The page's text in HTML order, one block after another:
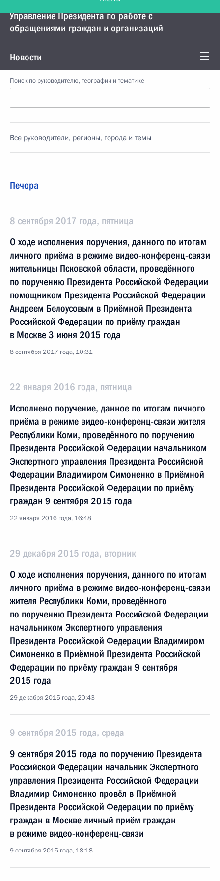
Управление Президента по работе с
обращениями граждан и организаций
Новости
Поиск по руководителю, географии и тематике
Все руководители, регионы, города и темы
Печора
8 сентября 2017 года, пятница
О ходе исполнения поручения, данного по итогам
личного приёма в режиме видео-конференц-связи
жительницы Псковской области, проведённого
по поручению Президента Российской Федерации
помощником Президента Российской Федерации
Андреем Белоусовым в Приёмной Президента
Российской Федерации по приёму граждан
в Москве 3 июня 2015 года
8 сентября 2017 года, 10:31
22 января 2016 года, пятница
Исполнено поручение, данное по итогам личного
приёма в режиме видео-конференц-связи жителя
Республики Коми, проведённого по поручению
Президента Российской Федерации начальником
Экспертного управления Президента Российской
Федерации Владимиром Симоненко в Приёмной
Президента Российской Федерации по приёму
граждан 9 сентября 2015 года
22 января 2016 года, 16:48
29 декабря 2015 года, вторник
О ходе исполнения поручения, данного по итогам
личного приёма в режиме видео-конференц-связи
жителя Республики Коми, проведённого
по поручению Президента Российской Федерации
начальником Экспертного управления
Президента Российской Федерации Владимиром
Симоненко в Приёмной Президента Российской
Федерации по приёму граждан 9 сентября
2015 года
29 декабря 2015 года, 20:43
9 сентября 2015 года, среда
9 сентября 2015 года по поручению Президента
Российской Федерации начальник Экспертного
управления Президента Российской Федерации
Владимир Симоненко провёл в Приёмной
Президента Российской Федерации по приёму
граждан в Москве личный приём граждан
в режиме видео-конференц-связи
9 сентября 2015 года, 18:18